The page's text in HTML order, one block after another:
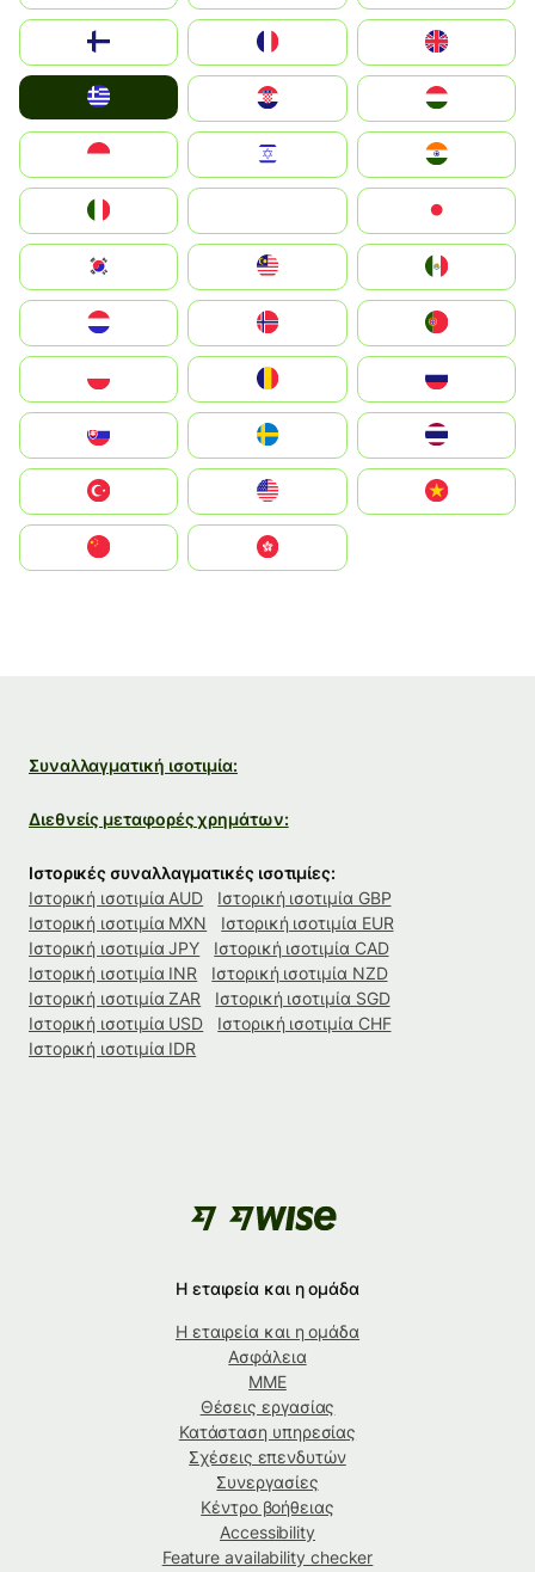
United Kingdom
Magyarország
South Korea
United States
中國香港特別行政區
Συναλλαγματική ισοτιμία:
Διεθνείς μεταφορές χρημάτων:
Ιστορικές συναλλαγματικές ισοτιμίες:
Ιστορική ισοτιμία AUD
Ιστορική ισοτιμία GBP
Ιστορική ισοτιμία MXN
Ιστορική ισοτιμία EUR
Ιστορική ισοτιμία JPY
Ιστορική ισοτιμία CAD
Ιστορική ισοτιμία INR
Ιστορική ισοτιμία NZD
Ιστορική ισοτιμία ZAR
Ιστορική ισοτιμία SGD
Ιστορική ισοτιμία USD
Ιστορική ισοτιμία CHF
Ιστορική ισοτιμία IDR
Η εταιρεία και η ομάδα
Η εταιρεία και η ομάδα
Ασφάλεια
ΜΜΕ
Θέσεις εργασίας
Κατάσταση υπηρεσίας
Σχέσεις επενδυτών
Συνεργασίες
Κέντρο βοήθειας
Accessibility
Feature availability checker